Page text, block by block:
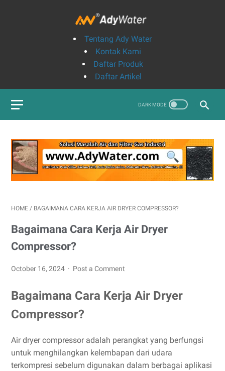
Tentang Ady Water
Kontak Kami
Daftar Produk
Daftar Artikel
HOME / BAGAIMANA CARA KERJA AIR DRYER COMPRESSOR?
Bagaimana Cara Kerja Air Dryer
Compressor?
October 16, 2024 Post a Comment
Bagaimana Cara Kerja Air Dryer
Compressor?
Air dryer compressor adalah perangkat yang berfungsi
untuk menghilangkan kelembapan dari udara
terkompresi sebelum digunakan dalam berbagai aplikasi